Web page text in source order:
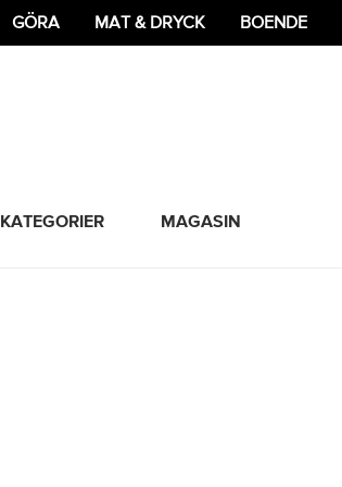
GÖRA MAT & DRYCK BOENDE
KATEGORIER MAGASIN